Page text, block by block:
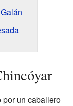
un caballero